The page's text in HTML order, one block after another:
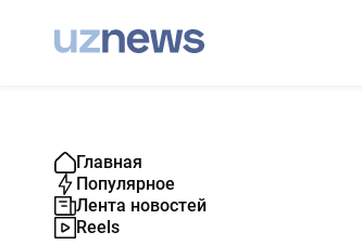
Главная
Популярное
Лента новостей
Reels